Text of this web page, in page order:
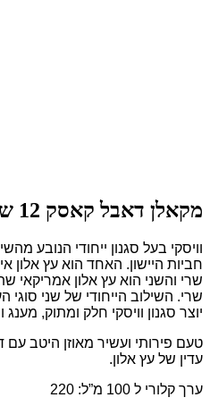
מקאלן דאבל קאסק 12 שנים 700 מ”ל (כשר)
וויסקי בעל סגנון ייחודי הנובע
חביות היישון. האחד הוא עץ אלון
שרי והשני הוא עץ אלון אמריקאי
שרי. השילוב הייחודי של שני סוגי
יוצר סגנון וויסקי חלק ומתוק, מענג
טעם פירותי ועשיר מאוזן היטב עם
עדין של עץ אלון.
ערך קלורי ל 100 מ”ל: 220